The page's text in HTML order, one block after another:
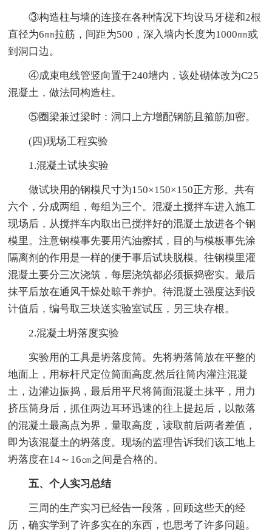
③构造柱与墙的连接在各种情况下均设马牙槎和2根
直径为6㎜拉筋，间距为500，深入墙内长度为1000㎜或
到洞口边。
④成束电线管竖向置于240墙内，该处砌体改为C25
混凝土，做法同构造柱。
⑤圈梁兼过梁时：洞口上方增配钢筋且箍筋加密。
(四)现场工程实验
1.混凝土试块实验
做试块用的钢模尺寸为150×150×150正方形。共有
六个，分成两组，每组为三个。混凝土搅拌车进入施工
现场后，从搅拌车内取出已搅拌好的混凝土放进各个钢
模里。注意钢模事先要用汽油擦拭，目的与模板事先涂
隔离剂的作用是一样的便于事后试块脱模。往钢模里灌
混凝土要分三次浇筑，每层浇筑都必须振捣密实。最后
抹平后放在通风干燥处晾干养护。待混凝土强度达到设
计值后，编号取三块送实验室试压，另三块存根。
2.混凝土坍落度实验
实验用的工具是坍落度筒。先将坍落筒放在平整的
地面上，用标杆尺定位筒面高度,然后往筒内灌注混凝
土，边灌边振捣，最后用平尺将筒面混凝土抹平，用力
挤压筒身后，抓住两边耳环迅速的往上提起后，以散落
的混凝土最高点为界，量取高度，读取前后两者差值，
即为该混凝土的坍落度。现场的监理告诉我们该工地上
坍落度在14～16㎝之间是合格的。
五、个人实习总结
三周的生产实习已经告一段落，回顾这些天的经
历，确实学到了许多实在的东西，也思考了许多问题。